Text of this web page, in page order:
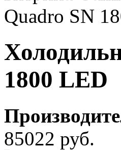
1800 LED
85022 руб.